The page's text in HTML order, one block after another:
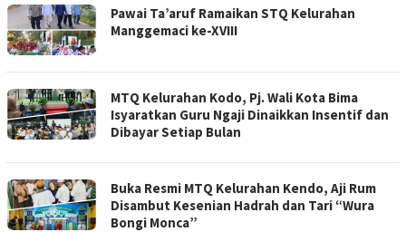
Pawai Ta’aruf Ramaikan STQ Kelurahan
Manggemaci ke-XVIII
MTQ Kelurahan Kodo, Pj. Wali Kota Bima
Isyaratkan Guru Ngaji Dinaikkan Insentif dan
Dibayar Setiap Bulan
Buka Resmi MTQ Kelurahan Kendo, Aji Rum
Disambut Kesenian Hadrah dan Tari “Wura
Bongi Monca”